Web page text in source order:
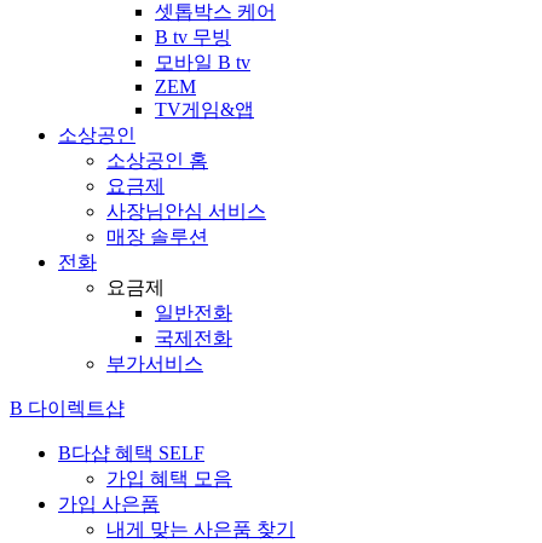
셋톱박스 케어
B tv 무빙
모바일 B tv
ZEM
TV게임&앱
소상공인
소상공인 홈
요금제
사장님안심 서비스
매장 솔루션
전화
요금제
일반전화
국제전화
부가서비스
B 다이렉트샵
B다샵 혜택 SELF
가입 혜택 모음
가입 사은품
내게 맞는 사은품 찾기